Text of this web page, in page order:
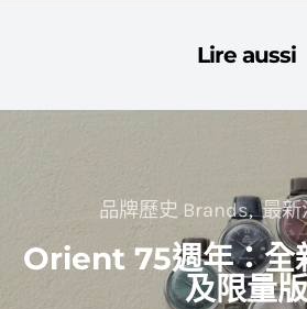
Lire aussi
品牌歷史 Brands 最新
Orient 75週年：
及限量版